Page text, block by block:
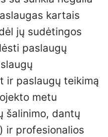
kartais
jų sudėtingos
paslaugų
ir paslaugų teikimą
metu
šalinimo, dantų
ir profesionalios